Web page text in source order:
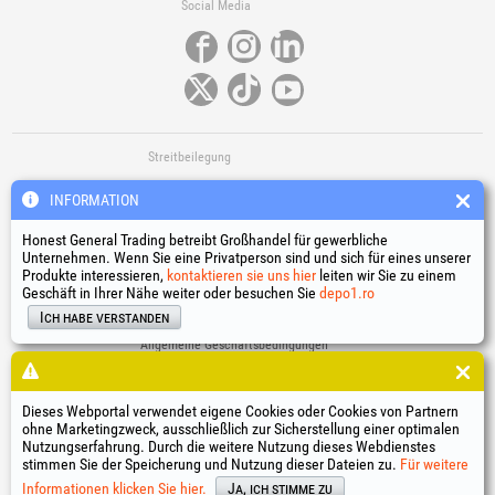
Social Media
Streitbeilegung
Nützliche Links
Allgemeine Geschäftsbedingungen
Identifikationsdaten des Unternehmens
Online-Streitbeilegung
HGT®, EvoTools®, EvoSanitary®, EvoTools +Plus ®, EvoSanitary +Plus ® , EvoSelect ®, EPTO® , EPTO Plus®
PowerForProfessionals
und deren Logos sind eingetragene Marken Honest General Trading SRL.
INFORMATION
Honest General Trading betreibt Großhandel für gewerbliche
Unternehmen. Wenn Sie eine Privatperson sind und sich für eines unserer
Produkte interessieren, kontaktieren sie uns hier leiten wir Sie zu einem
Geschäft in Ihrer Nähe weiter oder besuchen Sie depo1.ro
Ich habe verstanden
Dieses Webportal verwendet eigene Cookies oder Cookies von Partnern
ohne Marketingzweck, ausschließlich zur Sicherstellung einer optimalen
Nutzungserfahrung. Durch die weitere Nutzung dieses Webdienstes
stimmen Sie der Speicherung und Nutzung dieser Dateien zu. Für weitere
Informationen klicken Sie hier.
Ja, ich stimme zu